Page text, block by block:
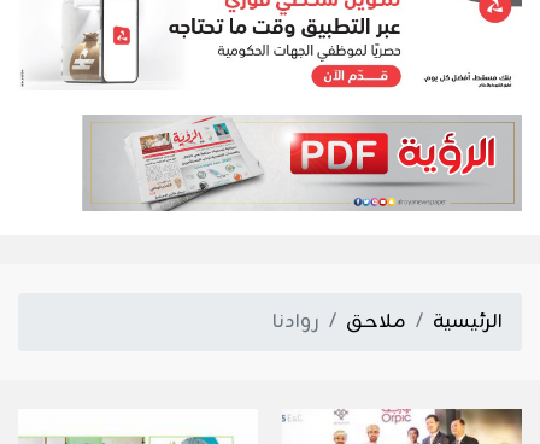
الرئيسية ملاحق روادنا